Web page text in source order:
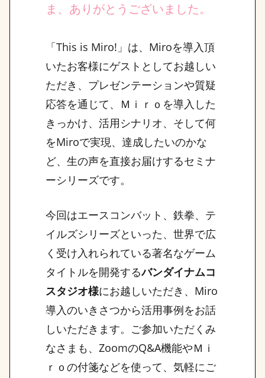
ま、ありがとうございました。
「This is Miro!」は、Miroを導入頂
いたお客様にゲストとしてお越しい
ただき、プレゼンテーションや質疑
応答を通じて、Ｍｉｒｏを導入した
きっかけ、活用シナリオ、そして何
をMiroで実現、達成したいのかな
ど、生の声を直接お届けするセミナ
ーシリーズです。
今回はエースコンバット、鉄拳、テ
イルズシリーズといった、世界で広
く受け入れられている著名なゲーム
タイトルを開発するバンダイナムコ
スタジオ様にお越しいただき、Miro
導入のいきさつから活用事例をお話
しいただきます。ご参加いただくみ
なさまも、ZoomのQ&A機能やＭｉ
ｒｏの付箋などを使って、気軽にご